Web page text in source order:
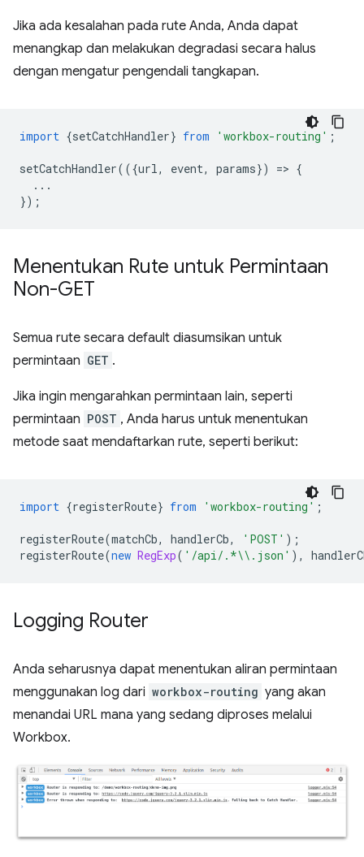
Jika ada kesalahan pada rute Anda, Anda dapat
menangkap dan melakukan degradasi secara halus
dengan mengatur pengendali tangkapan.
import {setCatchHandler} from 'workbox-routing' ;
setCatchHandler(({url, event, params}) => {
...
});
Menentukan Rute untuk Permintaan
Non-GET
Semua rute secara default diasumsikan untuk
permintaan GET .
Jika ingin mengarahkan permintaan lain, seperti
permintaan POST , Anda harus untuk menentukan
metode saat mendaftarkan rute, seperti berikut:
import {registerRoute} from 'workbox-routing' ;
registerRoute(matchCb, handlerCb, 'POST' );
registerRoute(new RegExp( '/api/.*\\.json' ),
Logging Router
Anda seharusnya dapat menentukan aliran permintaan
menggunakan log dari workbox-routing yang akan
menandai URL mana yang sedang diproses melalui
Workbox.